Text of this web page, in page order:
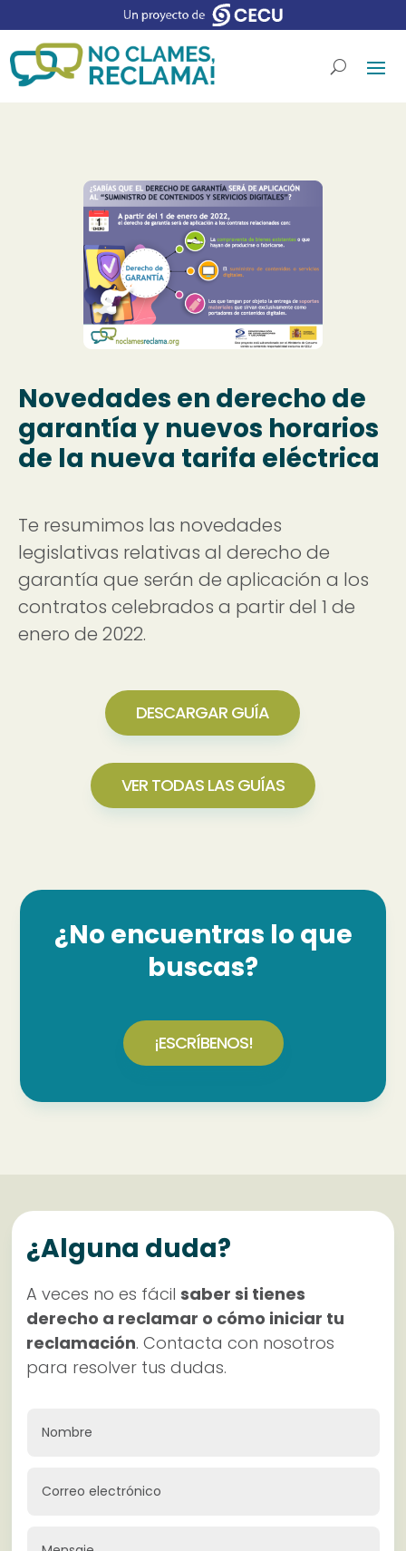
Novedades en derecho de
garantía y nuevos horarios
de la nueva tarifa eléctrica
Te resumimos las novedades
legislativas relativas al derecho de
garantía que serán de aplicación a los
contratos celebrados a partir del 1 de
enero de 2022.
DESCARGAR GUÍA
VER TODAS LAS GUÍAS
¿No encuentras lo que
buscas?
¡ESCRÍBENOS!
¿Alguna duda?
A veces no es fácilsaber si tienes
derecho a reclamar o cómo iniciar tu
reclamación. Contacta con nosotros
para resolver tus dudas.